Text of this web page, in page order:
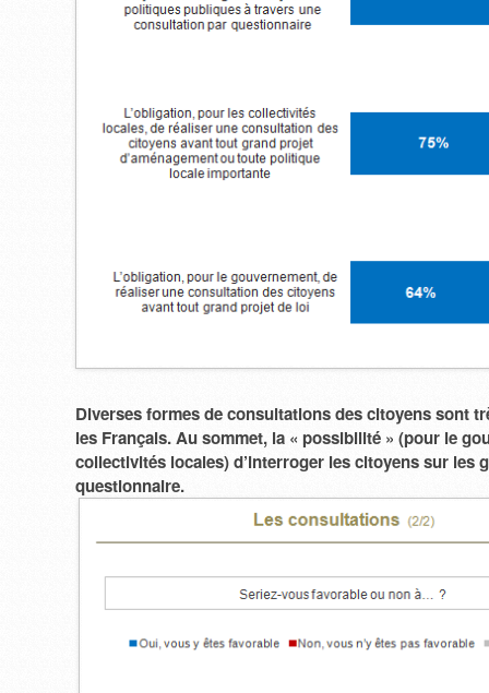
Diverses formes de consultations des citoyens sont
les Français. Au sommet, la « possibilité » (pour le
collectivités locales) d’interroger les citoyens sur les
questionnaire.